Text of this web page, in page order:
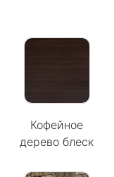
Кофейное
дерево блеск